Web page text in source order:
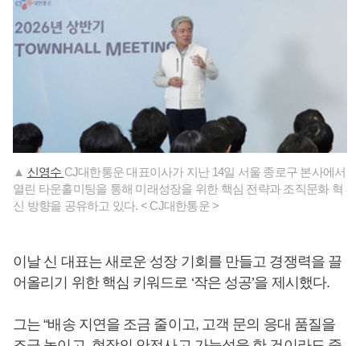
▲ 신영수 CJ대한통운 대표이사가 지난 14일 서울 종로구 본사에서
열린 타운홀미팅을 통해 미래성장을 위한 핵심 전략과 조직문화 혁
신 방향을 공유하고 있다. < CJ대한통운 >
이날 신 대표는 새로운 성장 기회를 만들고 경쟁력을 끌
어올리기 위한 핵심 키워드로 ‘작은 성공’을 제시했다.
그는 “배송 지연을 조금 줄이고, 고객 문의 응대 품질을